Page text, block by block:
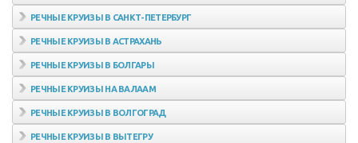
РЕЧНЫЕ КРУИЗЫ В САНКТ-ПЕТЕРБУРГ
РЕЧНЫЕ КРУИЗЫ В АСТРАХАНЬ
РЕЧНЫЕ КРУИЗЫ В БОЛГАРЫ
РЕЧНЫЕ КРУИЗЫ НА ВАЛААМ
РЕЧНЫЕ КРУИЗЫ В ВОЛГОГРАД
РЕЧНЫЕ КРУИЗЫ В ВЫТЕГРУ